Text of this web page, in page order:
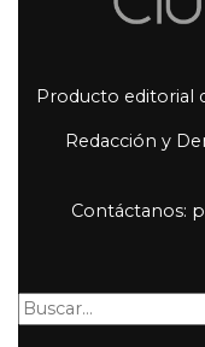
Producto editorial
Redacción y
Contáctanos:
Buscar: